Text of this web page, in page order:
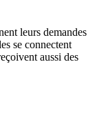
leurs demandes
se connectent
aussi des